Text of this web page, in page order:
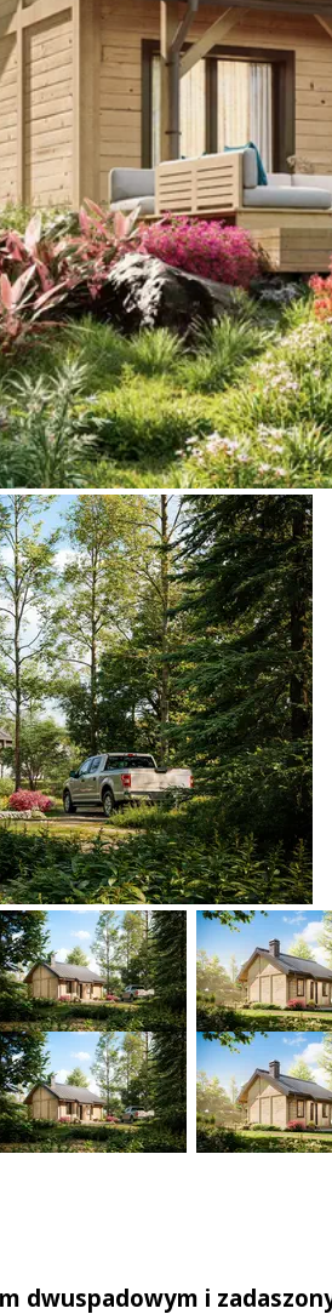
dwuspadowym i